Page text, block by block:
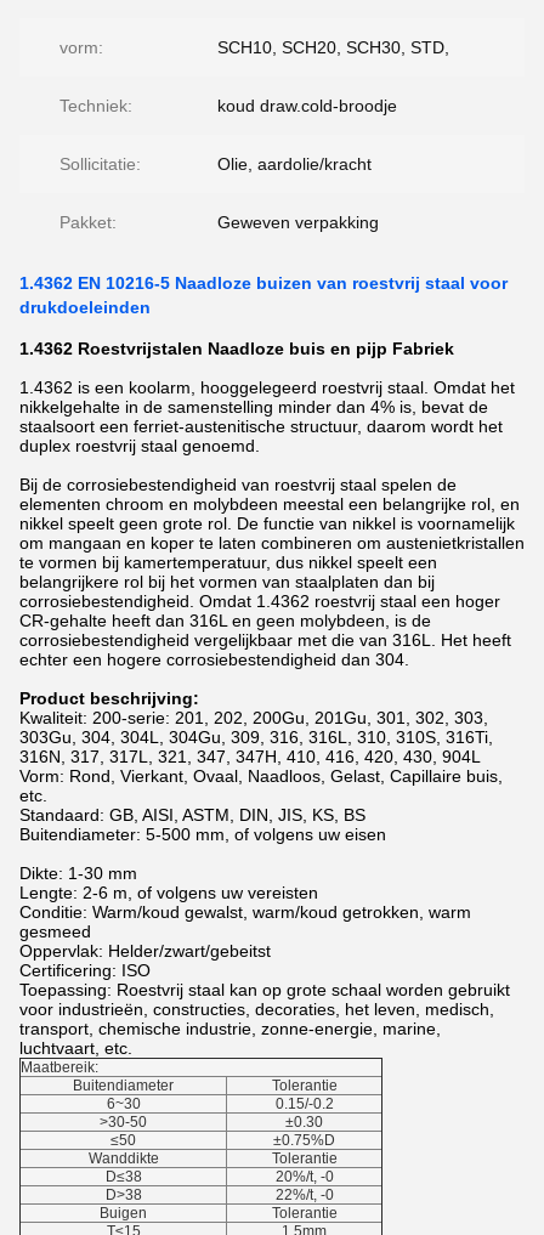
vorm: SCH10, SCH20, SCH30, STD,
Techniek: koud draw.cold-broodje
Sollicitatie: Olie, aardolie/kracht
Pakket: Geweven verpakking
1.4362 EN 10216-5 Naadloze buizen van roestvrij staal voor
drukdoeleinden
1.4362 Roestvrijstalen Naadloze buis en pijp Fabriek
1.4362 is een koolarm, hooggelegeerd roestvrij staal. Omdat het
nikkelgehalte in de samenstelling minder dan 4% is, bevat de
staalsoort een ferriet-austenitische structuur, daarom wordt het
duplex roestvrij staal genoemd.
Bij de corrosiebestendigheid van roestvrij staal spelen de
elementen chroom en molybdeen meestal een belangrijke rol, en
nikkel speelt geen grote rol. De functie van nikkel is voornamelijk
om mangaan en koper te laten combineren om austenietkristallen
te vormen bij kamertemperatuur, dus nikkel speelt een
belangrijkere rol bij het vormen van staalplaten dan bij
corrosiebestendigheid. Omdat 1.4362 roestvrij staal een hoger
CR-gehalte heeft dan 316L en geen molybdeen, is de
corrosiebestendigheid vergelijkbaar met die van 316L. Het heeft
echter een hogere corrosiebestendigheid dan 304.
Product beschrijving:
Kwaliteit: 200-serie: 201, 202, 200Gu, 201Gu, 301, 302, 303,
303Gu, 304, 304L, 304Gu, 309, 316, 316L, 310, 310S, 316Ti,
316N, 317, 317L, 321, 347, 347H, 410, 416, 420, 430, 904L
Vorm: Rond, Vierkant, Ovaal, Naadloos, Gelast, Capillaire buis,
etc.
Standaard: GB, AISI, ASTM, DIN, JIS, KS, BS
Buitendiameter: 5-500 mm, of volgens uw eisen
Dikte: 1-30 mm
Lengte: 2-6 m, of volgens uw vereisten
Conditie: Warm/koud gewalst, warm/koud getrokken, warm
gesmeed
Oppervlak: Helder/zwart/gebeitst
Certificering: ISO
Toepassing: Roestvrij staal kan op grote schaal worden gebruikt
voor industrieën, constructies, decoraties, het leven, medisch,
transport, chemische industrie, zonne-energie, marine,
luchtvaart, etc.
Maatbereik:
Buitendiameter
Tolerantie
6~30
0.15/-0.2
>30-50
±0.30
≤50
±0.75%D
Wanddikte
Tolerantie
D≤38
20%/t, -0
D>38
22%/t, -0
Buigen
Tolerantie
T≤15
1.5mm